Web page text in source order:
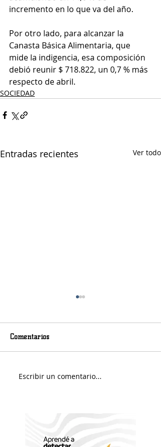
incremento en lo que va del año.
Por otro lado, para alcanzar la
Canasta Básica Alimentaria, que
mide la indigencia, esa composición
debió reunir $ 718.822, un 0,7 % más
respecto de abril.
SOCIEDAD
Entradas recientes Ver todo
Comentarios
Escribir un comentario...